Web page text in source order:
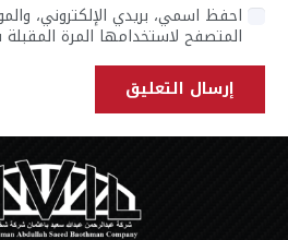
احفظ اسمي، بريدي الإلكتروني،
المتصفح لاستخدامها المرة
إرسال التعليق